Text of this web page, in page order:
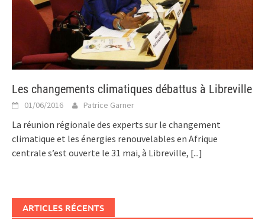
Les changements climatiques débattus à Libreville
01/06/2016 Patrice Garner
La réunion régionale des experts sur le changement
climatique et les énergies renouvelables en Afrique
centrale s’est ouverte le 31 mai, à Libreville, [...]
ARTICLES RÉCENTS